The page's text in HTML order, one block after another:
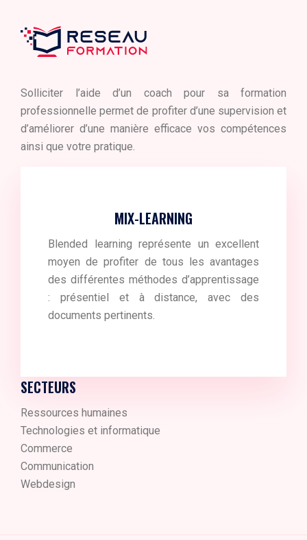
Solliciter l’aide d’un coach pour sa formation
professionnelle permet de profiter d’une supervision et
d’améliorer d’une manière efficace vos compétences
ainsi que votre pratique.
MIX-LEARNING
Blended learning représente un excellent
moyen de profiter de tous les avantages
des différentes méthodes d’apprentissage
: présentiel et à distance, avec des
documents pertinents.
SECTEURS
Ressources humaines
Technologies et informatique
Commerce
Communication
Webdesign